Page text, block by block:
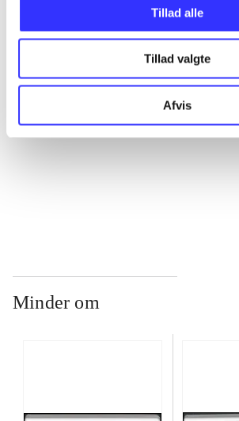
Tillad alle
Tillad valgte
Afvis
...
...
Minder om